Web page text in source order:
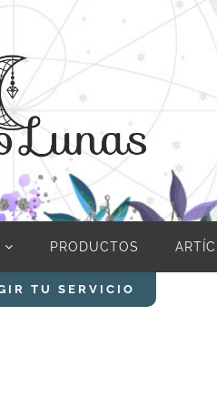
PRODUCTOS
TU SERVICIO